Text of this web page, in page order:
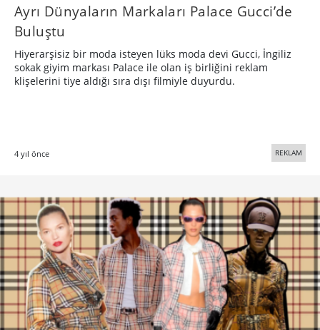
Ayrı Dünyaların Markaları Palace Gucci’de
Buluştu
Hiyerarşisiz bir moda isteyen lüks moda devi Gucci, İngiliz
sokak giyim markası Palace ile olan iş birliğini reklam
klişelerini tiye aldığı sıra dışı filmiyle duyurdu.
4 yıl önce REKLAM